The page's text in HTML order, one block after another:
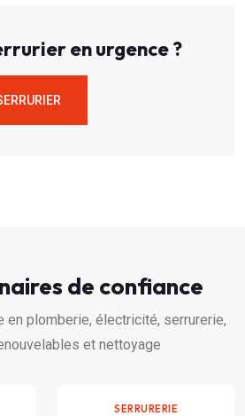
en urgence ?
de confiance
en plomberie, électricité, serrurerie,
et nettoyage
SERRURERIE